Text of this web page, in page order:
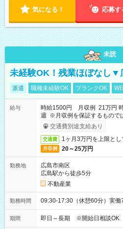
気になる！ 応募す
未読
未経験OK！残業ほぼなし▼
派遣 職種未経験OK ブランクOK
給与
時給1500円 月収例 21万円
週 ※月収例を保証するもので
ービス利用可（利用条件有）
交通費別途支給あり
交通費 1ヶ月3万円を上限と
月収例 20～25万円
勤務地
広島市南区
広島駅から徒歩5分
不動産業
勤務時間 09:30-17:30（休憩60分）実働
期間 即日～長期 ※開始日相談OK